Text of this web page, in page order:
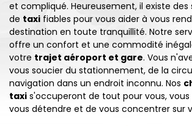
et compliqué. Heureusement, il existe des
de taxi fiables pour vous aider à vous
destination en toute tranquillité. Notre
offre un confort et une commodité
votre trajet aéroport et gare. Vous
vous soucier du stationnement, de la
navigation dans un endroit inconnu. Nos
taxi s'occuperont de tout pour vous,
vous détendre et de vous concentrer sur